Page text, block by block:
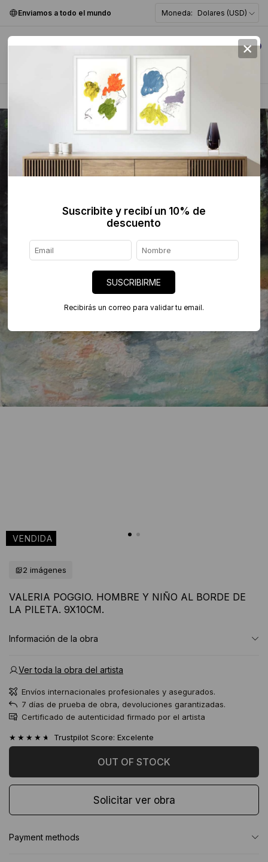
Enviamos a todo el mundo Moneda: Dolares (USD)
0
Figurativa >
2 imágenes
VALERIA POGGIO. HOMBRE Y NIÑO AL BORDE DE
LA PILETA. 9X10CM.
Información de la obra
Ver toda la obra del artista
Envíos internacionales profesionales y asegurados.
7 días de prueba de obra, devoluciones garantizadas.
Certificado de autenticidad firmado por el artista
★★★★★ Trustpilot Score: Excelente
Solicitar ver obra
Payment methods
×
Suscribite y recibí un 10% de
descuento
SUSCRIBIRME
Recibirás un correo para validar tu email.